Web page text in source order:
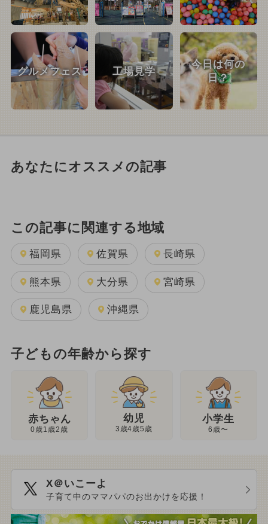
グルメフェス 工場見学
今日は何の
日？
あなたにオススメの記事
この記事に関連する地域
福岡県 佐賀県 長崎県
熊本県 大分県 宮崎県
鹿児島県 沖縄県
子どもの年齢から探す
赤ちゃん
0歳1歳2歳
幼児
3歳4歳5歳
小学生
6歳〜
X＠いこーよ
子育て中のママパパのお出かけを応援！